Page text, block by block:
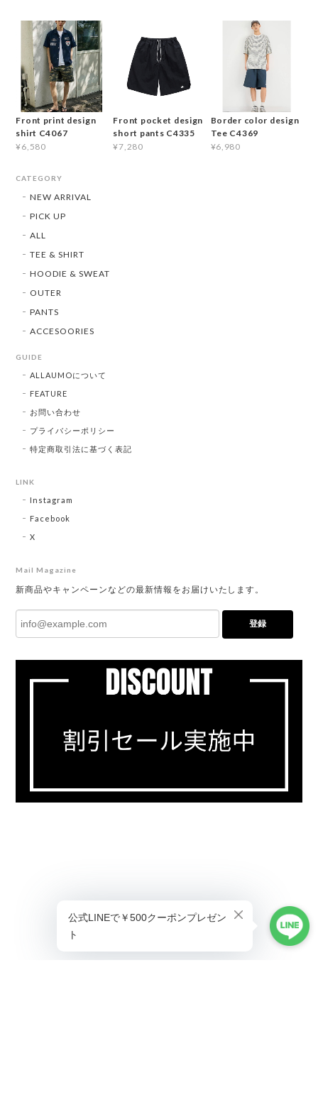
Front print design
shirt C4067
¥6,580
Front pocket design
short pants C4335
¥7,280
Border color design
Tee C4369
¥6,980
CATEGORY
NEW ARRIVAL
PICK UP
ALL
TEE & SHIRT
HOODIE & SWEAT
OUTER
PANTS
ACCESOORIES
GUIDE
ALLAUMOについて
FEATURE
お問い合わせ
プライバシーポリシー
特定商取引法に基づく表記
LINK
Instagram
Facebook
X
Mail Magazine
新商品やキャンペーンなどの最新情報をお届けいたします。
登録